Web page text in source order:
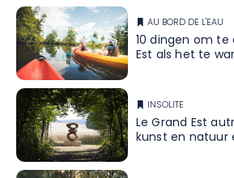
AU BORD DE L'EAU
10 dingen om te
Est als het te
INSOLITE
Le Grand Est
kunst en natuur